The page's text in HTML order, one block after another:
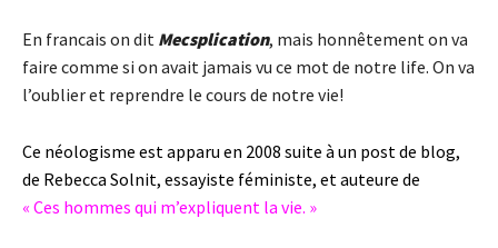
En francais on dit Mecsplication, mais honnêtement on va
faire comme si on avait jamais vu ce mot de notre life. On va
l’oublier et reprendre le cours de notre vie!
Ce néologisme est apparu en 2008 suite à un post de blog,
de Rebecca Solnit, essayiste féministe, et auteure de
« Ces hommes qui m’expliquent la vie. »